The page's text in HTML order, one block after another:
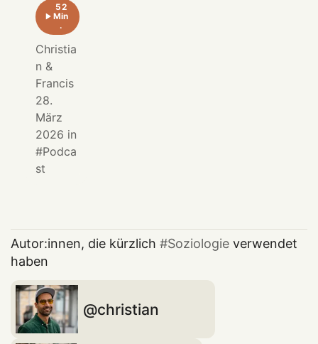
52
Min
.
Christia
n &
Francis
28.
März
2026 in
Podca
st
Autor:innen, die kürzlich Soziologie verwendet
haben
christian